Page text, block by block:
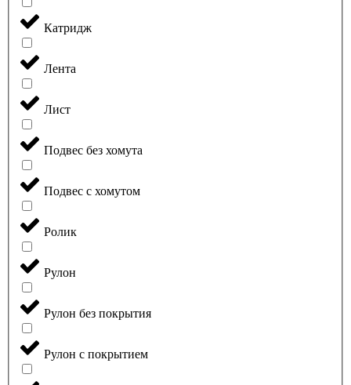
Катридж
Лента
Лист
Подвес без хомута
Подвес с хомутом
Ролик
Рулон
Рулон без покрытия
Рулон с покрытием